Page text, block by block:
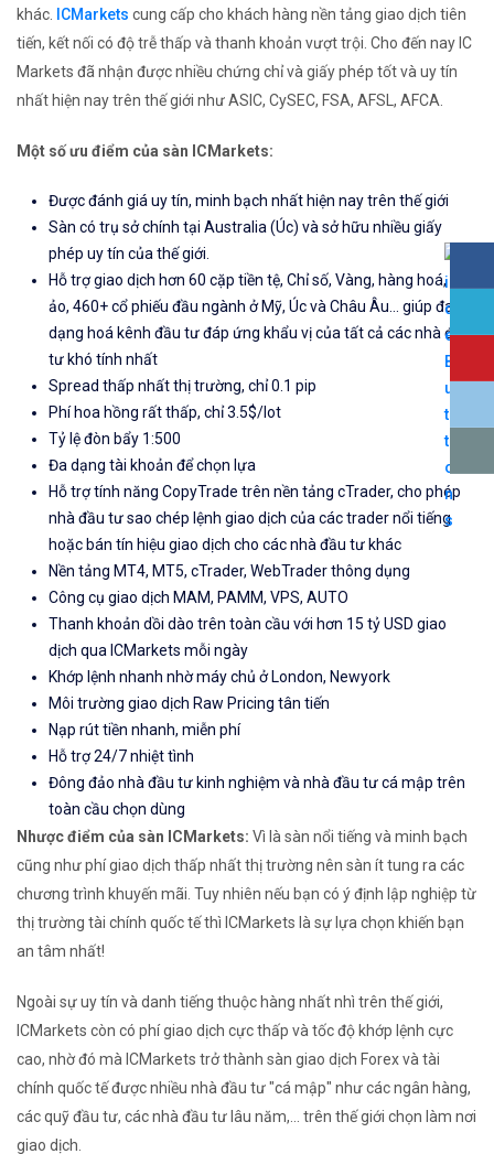
khác. ICMarkets cung cấp cho khách hàng nền tảng giao dịch tiên
tiến, kết nối có độ trễ thấp và thanh khoản vượt trội. Cho đến nay IC
Markets đã nhận được nhiều chứng chỉ và giấy phép tốt và uy tín
nhất hiện nay trên thế giới như ASIC, CySEC, FSA, AFSL, AFCA.
Một số ưu điểm của sàn ICMarkets:
Được đánh giá uy tín, minh bạch nhất hiện nay trên thế giới
Sàn có trụ sở chính tại Australia (Úc) và sở hữu nhiều giấy
phép uy tín của thế giới.
Hỗ trợ giao dịch hơn 60 cặp tiền tệ, Chỉ số, Vàng, hàng hoá, tiền
ảo, 460+ cổ phiếu đầu ngành ở Mỹ, Úc và Châu Âu... giúp đa
dạng hoá kênh đầu tư đáp ứng khẩu vị của tất cả các nhà đầu
tư khó tính nhất
Spread thấp nhất thị trường, chỉ 0.1 pip
Phí hoa hồng rất thấp, chỉ 3.5$/lot
Tỷ lệ đòn bẩy 1:500
Đa dạng tài khoản để chọn lựa
Hỗ trợ tính năng CopyTrade trên nền tảng cTrader, cho phép
nhà đầu tư sao chép lệnh giao dịch của các trader nổi tiếng
hoặc bán tín hiệu giao dịch cho các nhà đầu tư khác
Nền tảng MT4, MT5, cTrader, WebTrader thông dụng
Công cụ giao dịch MAM, PAMM, VPS, AUTO
Thanh khoản dồi dào trên toàn cầu với hơn 15 tỷ USD giao
dịch qua ICMarkets mỗi ngày
Khớp lệnh nhanh nhờ máy chủ ở London, Newyork
Môi trường giao dịch Raw Pricing tân tiến
Nạp rút tiền nhanh, miễn phí
Hỗ trợ 24/7 nhiệt tình
Đông đảo nhà đầu tư kinh nghiệm và nhà đầu tư cá mập trên
toàn cầu chọn dùng
Nhược điểm của sàn ICMarkets: Vì là sàn nổi tiếng và minh bạch
cũng như phí giao dịch thấp nhất thị trường nên sàn ít tung ra các
chương trình khuyến mãi. Tuy nhiên nếu bạn có ý định lập nghiệp từ
thị trường tài chính quốc tế thì ICMarkets là sự lựa chọn khiến bạn
an tâm nhất!
Ngoài sự uy tín và danh tiếng thuộc hàng nhất nhì trên thế giới,
ICMarkets còn có phí giao dịch cực thấp và tốc độ khớp lệnh cực
cao, nhờ đó mà ICMarkets trở thành sàn giao dịch Forex và tài
chính quốc tế được nhiều nhà đầu tư "cá mập" như các ngân hàng,
các quỹ đầu tư, các nhà đầu tư lâu năm,... trên thế giới chọn làm nơi
giao dịch.